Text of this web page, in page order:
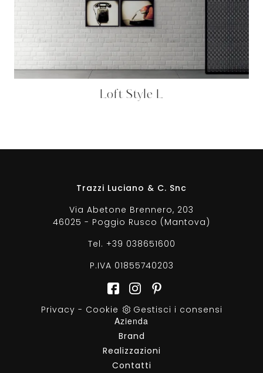
Loft Style L
Trazzi Luciano & C. Snc
Via Abetone Brennero, 203
46025 - Poggio Rusco (Mantova)
Tel. +39 038651600
P.IVA 01855740203
Privacy - Cookie
Gestisci i consensi
Azienda
Brand
Realizzazioni
Contatti